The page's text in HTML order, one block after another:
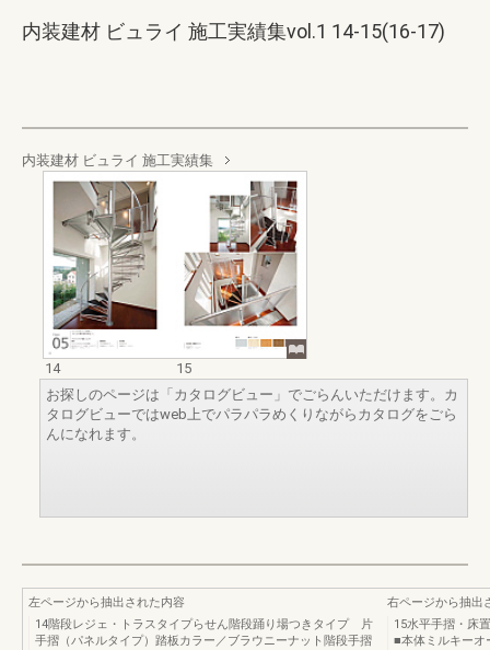
内装建材 ビュライ 施工実績集vol.1 14-15(16-17)
内装建材 ビュライ 施工実績集
14
15
お探しのページは「カタログビュー」でごらんいただけます。カ
タログビューではweb上でパラパラめくりながらカタログをごら
んになれます。
左ページから抽出された内容
14階段レジェ・トラスタイプらせん階段踊り場つきタイプ 片
手摺（パネルタイプ）踏板カラー／ブラウニーナット階段手摺
右ページから抽出
15水平手摺・床
■本体ミルキーオ